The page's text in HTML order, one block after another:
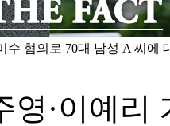
수 혐의로 70대 남성 A 씨에
영·이예리